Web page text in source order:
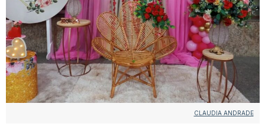
CLAUDIA ANDRADE